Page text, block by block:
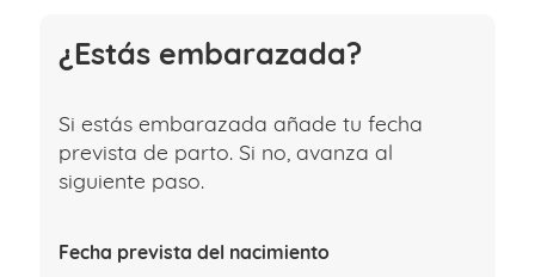
¿Estás embarazada?
Si estás embarazada añade tu fecha
prevista de parto. Si no, avanza al
siguiente paso.
Fecha prevista del nacimiento